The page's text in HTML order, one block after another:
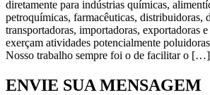
diretamente para indústrias químicas,
petroquímicas, farmacêuticas, distribuidoras,
transportadoras, importadoras, exportadoras
exerçam atividades potencialmente
Nosso trabalho sempre foi o de facilitar o […]
ENVIE SUA MENSAGEM